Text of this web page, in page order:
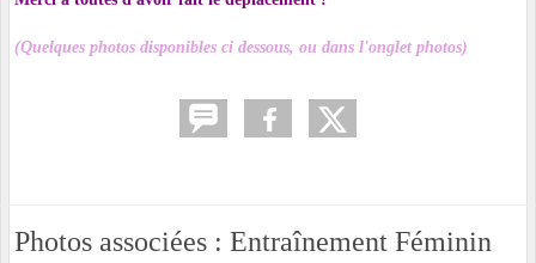
(Quelques photos disponibles ci dessous, ou dans l'onglet photos)
Photos associées : Entraînement Féminin